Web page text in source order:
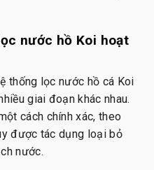
nước hồ Koi hoạt
thống lọc nước hồ cá Koi
giai đoạn khác nhau.
cách chính xác, theo
được tác dụng loại bỏ
nước.